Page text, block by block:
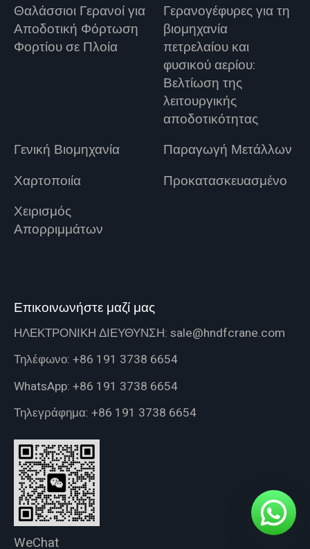
Θαλάσσιοι Γερανοί για
Αποδοτική Φόρτωση
Φορτίου σε Πλοία
Γερανογέφυρες για τη
βιομηχανία
πετρελαίου και
φυσικού αερίου:
Βελτίωση της
λειτουργικής
αποδοτικότητας
Γενική Βιομηχανία
Παραγωγή Μετάλλων
Χαρτοποιία
Προκατασκευασμένο
Χειρισμός
Απορριμμάτων
Επικοινωνήστε μαζί μας
ΗΛΕΚΤΡΟΝΙΚΗ ΔΙΕΥΘΥΝΣΗ: sale@hndfcrane.com
Τηλέφωνο: +86 191 3738 6654
WhatsApp: +86 191 3738 6654
Τηλεγράφημα: +86 191 3738 6654
WeChat